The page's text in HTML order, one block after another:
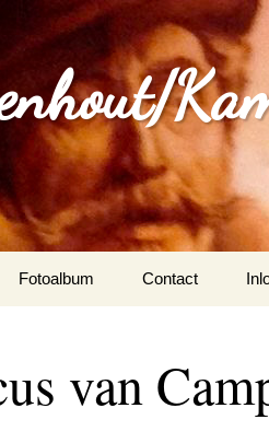
Fotoalbum Contact
van